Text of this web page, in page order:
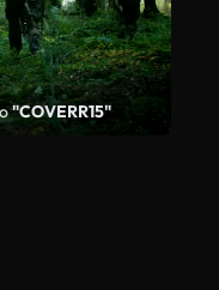
"COVERR15"